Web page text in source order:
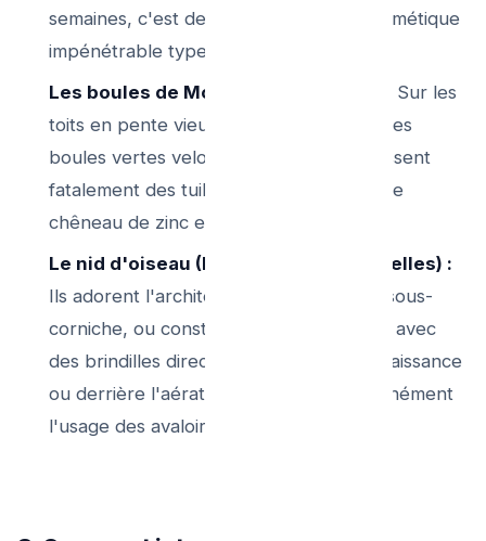
semaines, c'est devenu un bouchon hermétique
impénétrable type papier-mâché.
Les boules de Mousse de vos tuiles :
Sur les
toits en pente vieux de 20 ans, de grosses
boules vertes veloutées de mousses glissent
fatalement des tuiles pour atterrir dans le
chêneau de zinc en bas.
Le nid d'oiseau (Les Pigeons de Bruxelles) :
Ils adorent l'architecture de protection sous-
corniche, ou construisent un nid douillet avec
des brindilles directement calé dans la naissance
ou derrière l'aération, bloquant instantanément
l'usage des avaloirs si l'hiver fut doux.